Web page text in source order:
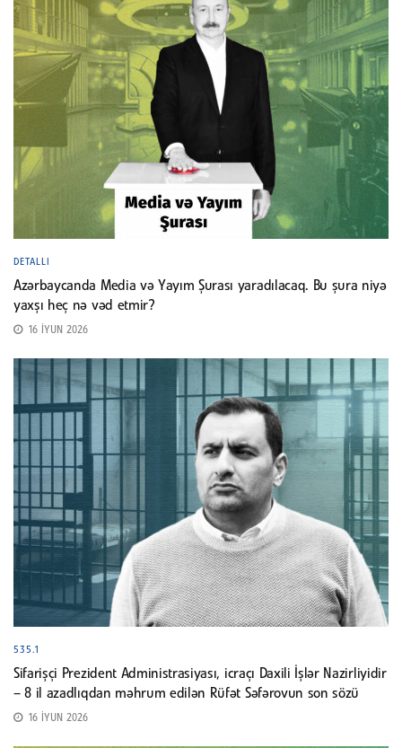
DETALLI
Azərbaycanda Media və Yayım Şurası yaradılacaq. Bu şura niyə
yaxşı heç nə vəd etmir?
16 İYUN 2026
535.1
Sifarişçi Prezident Administrasiyası, icraçı Daxili İşlər Nazirliyidir
– 8 il azadlıqdan məhrum edilən Rüfət Səfərovun son sözü
16 İYUN 2026